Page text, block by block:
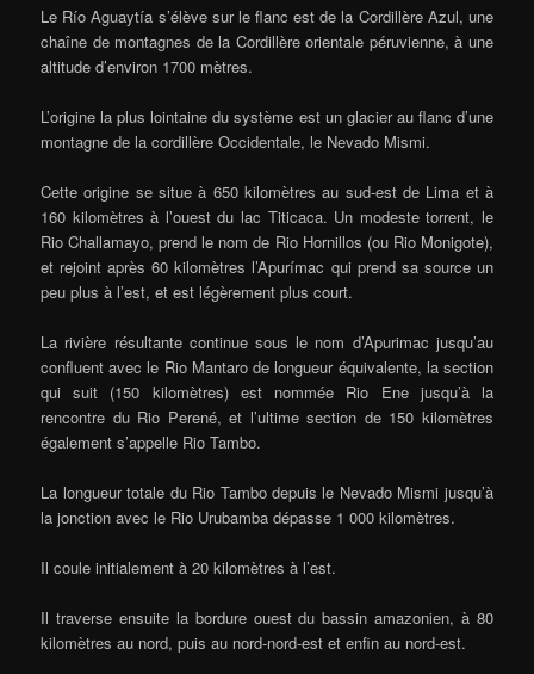
Le Río Aguaytía s’élève sur le flanc est de la Cordillère Azul, une
chaîne de montagnes de la Cordillère orientale péruvienne, à une
altitude d’environ 1700 mètres.
L’origine la plus lointaine du système est un glacier au flanc d’une
montagne de la cordillère Occidentale, le Nevado Mismi.
Cette origine se situe à 650 kilomètres au sud-est de Lima et à
160 kilomètres à l’ouest du lac Titicaca. Un modeste torrent, le
Rio Challamayo, prend le nom de Rio Hornillos (ou Rio Monigote),
et rejoint après 60 kilomètres l’Apurímac qui prend sa source un
peu plus à l’est, et est légèrement plus court.
La rivière résultante continue sous le nom d’Apurimac jusqu’au
confluent avec le Rio Mantaro de longueur équivalente, la section
qui suit (150 kilomètres) est nommée Rio Ene jusqu’à la
rencontre du Rio Perené, et l’ultime section de 150 kilomètres
également s’appelle Rio Tambo.
La longueur totale du Rio Tambo depuis le Nevado Mismi jusqu’à
la jonction avec le Rio Urubamba dépasse 1 000 kilomètres.
Il coule initialement à 20 kilomètres à l’est.
Il traverse ensuite la bordure ouest du bassin amazonien, à 80
kilomètres au nord, puis au nord-nord-est et enfin au nord-est.